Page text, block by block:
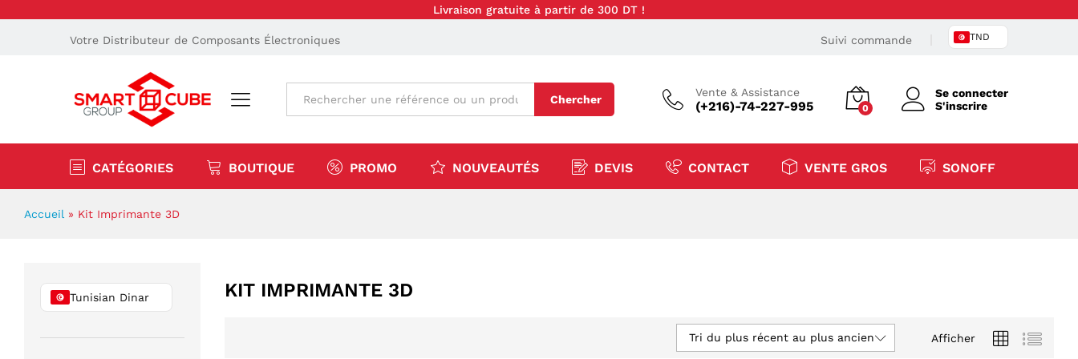
Livraison gratuite à partir de 300 DT !
Votre Distributeur de Composants Électroniques Suivi commande TND
Tout Chercher
Vente & Assistance
(+216)-74-227-995 0
Se connecter
S'inscrire
CATÉGORIES BOUTIQUE PROMO NOUVEAUTÉS DEVIS CONTACT VENTE GROS SONOFF
Accueil » Kit Imprimante 3D
KIT IMPRIMANTE 3D
Afficher
Tri du plus récent au plus ancien
Tunisian Dinar